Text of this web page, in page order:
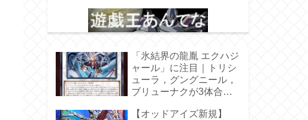
「氷結界の龍胤 エクハジ
ャール」に注目｜トリシ
ューラ，グングニール，
ブリューナクが3体合
【オッドアイズ新規】